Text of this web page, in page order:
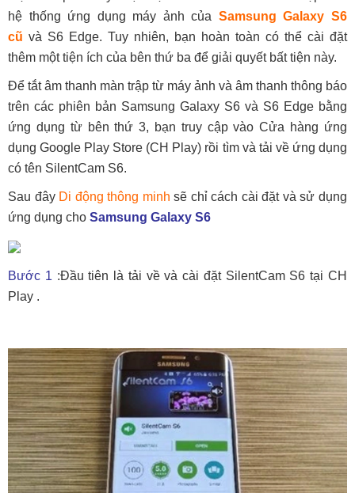
hệ thống ứng dụng máy ảnh của Samsung Galaxy S6
cũ và S6 Edge. Tuy nhiên, bạn hoàn toàn có thể cài đặt
thêm một tiện ích của bên thứ ba để giải quyết bất tiện này.
Để tắt âm thanh màn trập từ máy ảnh và âm thanh thông báo
trên các phiên bản Samsung Galaxy S6 và S6 Edge bằng
ứng dụng từ bên thứ 3, bạn truy cập vào Cửa hàng ứng
dụng Google Play Store (CH Play) rồi tìm và tải về ứng dụng
có tên SilentCam S6.
Sau đây Di động thông minh sẽ chỉ cách cài đặt và sử dụng
ứng dụng cho Samsung Galaxy S6
Bước 1 :Đầu tiên là tải về và cài đặt SilentCam S6 tại CH
Play .